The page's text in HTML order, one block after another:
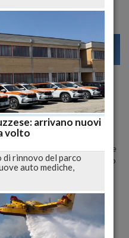
27 29
Gennaio 2024 17:50
regione
la fortuna ha baciato
categoria, ciascuna del valore
milioni di euro, tuttavia, è stato
distribuite ai fortunati
in provincia di Chieti.
di Teramo.
arrivano nuovi
volto
di rinnovo del parco
auto mediche,